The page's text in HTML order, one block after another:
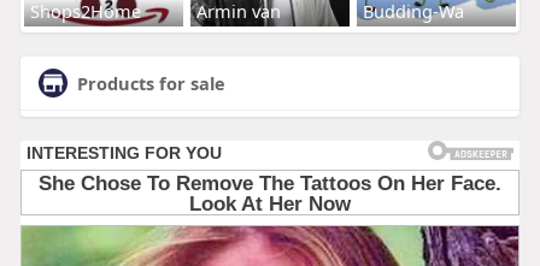
Shops2Home Armin van Budding-Wa
Products for sale